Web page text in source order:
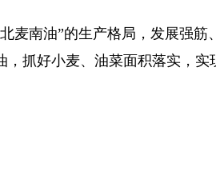
南油”的生产格局，发展强筋
抓好小麦、油菜面积落实，实